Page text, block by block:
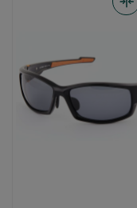
Sonnenbrille
grey
(Bild